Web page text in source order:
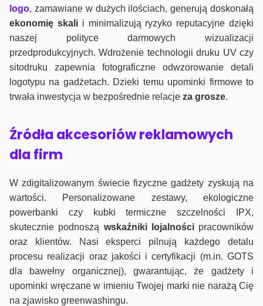
logo, zamawiane w dużych ilościach, generują doskonałą
ekonomię skalii minimalizują ryzyko reputacyjne dzięki
naszej polityce darmowych wizualizacji
przedprodukcyjnych. Wdrożenie technologii druku UV czy
sitodruku zapewnia fotograficzne odwzorowanie detali
logotypu na gadżetach. Dzieki temu upominki firmowe to
trwała inwestycja w bezpośrednie relacje za grosze.
Źródła akcesoriów reklamowych
dla firm
W zdigitalizowanym świecie fizyczne gadżety zyskują na
wartości. Personalizowane zestawy, ekologiczne
powerbanki czy kubki termiczne szczelności IPX,
skutecznie podnoszą wskaźniki lojalnościpracowników
oraz klientów. Nasi eksperci pilnują każdego detalu
procesu realizacji oraz jakości i certyfikacji (m.in. GOTS
dla bawełny organicznej), gwarantując, że gadżety i
upominki wręczane w imieniu Twojej marki nie narażą Cię
na zjawisko greenwashingu.